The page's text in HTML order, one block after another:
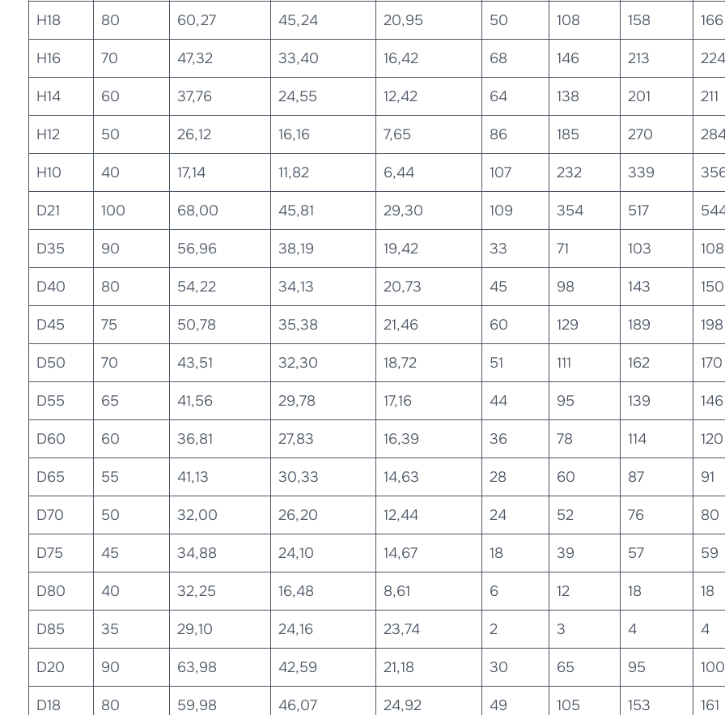
H18 80 60,27 45,24 20,95 50 108 158 166
H16 70 47,32 33,40 16,42 68 146 213 224
H14 60 37,76 24,55 12,42 64 138 201 211
H12 50 26,12 16,16 7,65 86 185 270
H10 40 17,14 11,82 6,44 107 232 339
D21 100 68,00 45,81 29,30 109 354 517
D35 90 56,96 38,19 19,42 33 71 103 108
D40 80 54,22 34,13 20,73 45 98 143 150
D45 75 50,78 35,38 21,46 60 129 189 198
D50 70 43,51 32,30 18,72 51 111 162 170
D55 65 41,56 29,78 17,16 44 95 139 146
D60 60 36,81 27,83 16,39 36 78 114 120
D65 55 41,13 30,33 14,63 28 60 87 91
D70 50 32,00 26,20 12,44 24 52 76 80
D75 45 34,88 24,10 14,67 18 39 57 59
D80 40 32,25 16,48 8,61 6 12 18 18
D85 35 29,10 24,16 23,74 2 3 4 4
D20 90 63,98 42,59 21,18 30 65 95 100
D18 80 59,98 46,07 24,92 49 105 153 161